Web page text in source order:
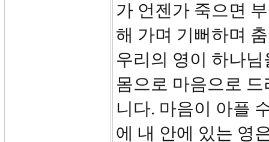
가 언젠가 죽으면
해 가며 기뻐하며
우리의 영이 하나
몸으로 마음으로
니다. 마음이 아플
에 내 안에 있는 영